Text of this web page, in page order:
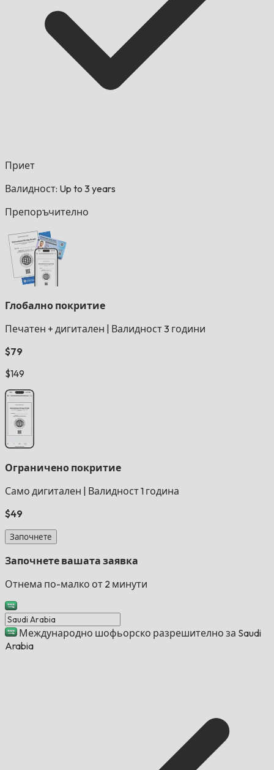
Приет
Валидност: Up to 3 years
Препоръчително
Глобално покритие
Печатен + дигитален
Валидност 3 години
$79
$149
Ограничено покритие
Само дигитален
Валидност 1 година
$49
Започнете
Започнете вашата заявка
Отнема по-малко от 2 минути
Международно шофьорско разрешително за Saudi
Arabia